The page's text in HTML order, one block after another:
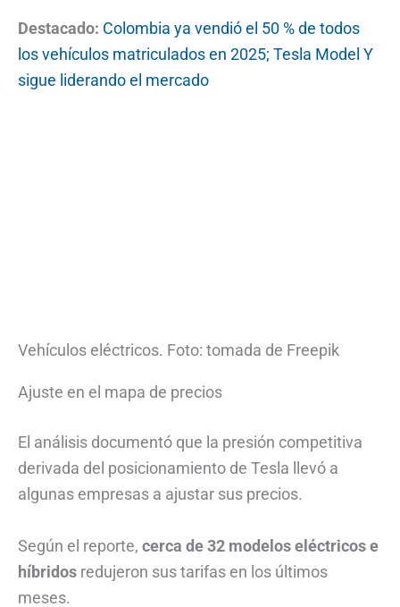
Destacado: Colombia ya vendió el 50 % de todos
los vehículos matriculados en 2025; Tesla Model Y
sigue liderando el mercado
Vehículos eléctricos. Foto: tomada de Freepik
Ajuste en el mapa de precios
El análisis documentó que la presión competitiva
derivada del posicionamiento de Tesla llevó a
algunas empresas a ajustar sus precios.
Según el reporte, cerca de 32 modelos eléctricos e
híbridos redujeron sus tarifas en los últimos
meses.